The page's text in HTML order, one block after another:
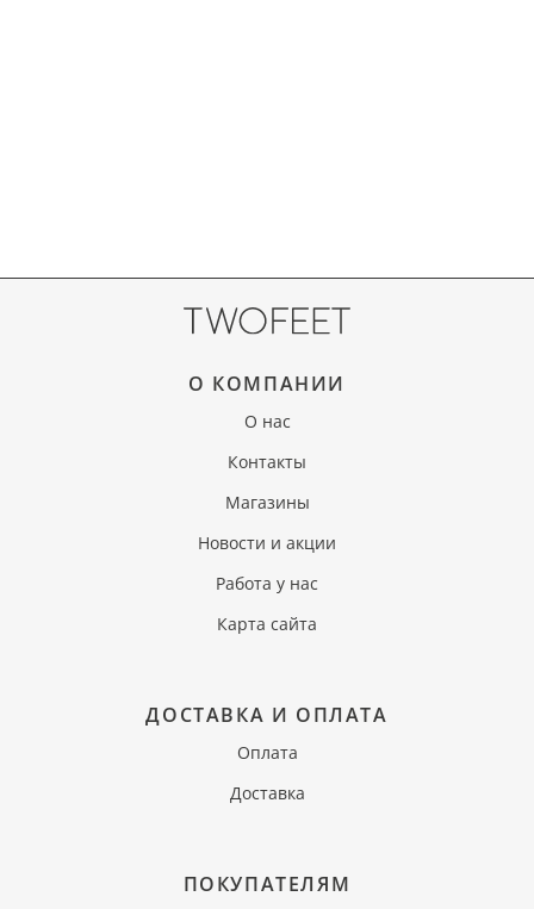
О КОМПАНИИ
О нас
Контакты
Магазины
Новости и акции
Работа у нас
Карта сайта
ДОСТАВКА И ОПЛАТА
Оплата
Доставка
ПОКУПАТЕЛЯМ